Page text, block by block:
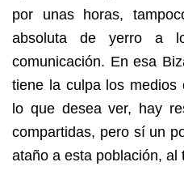
por unas horas,
absoluta de yerro a
comunicación. En esa
tiene la culpa los
lo que desea ver, hay
compartidas, pero sí un
ataño a esta población, al